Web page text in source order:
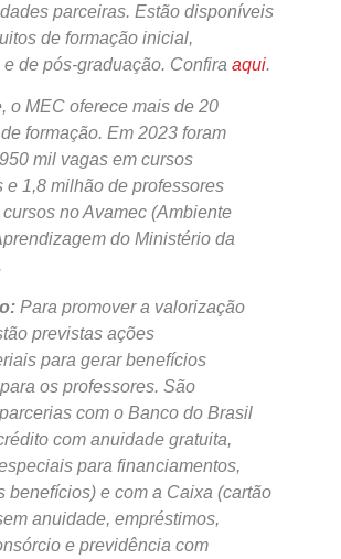
parceiras. Estão disponíveis
de formação inicial,
de pós-graduação. Confira aqui.
o MEC oferece mais de 20
formação. Em 2023 foram
mil vagas em cursos
e 1,8 milhão de professores
no Avamec (Ambiente
do Ministério da
Para promover a valorização
previstas ações
para gerar benefícios
os professores. São
com o Banco do Brasil
com anuidade gratuita,
para financiamentos,
benefícios) e com a Caixa (cartão
anuidade, empréstimos,
e previdência com